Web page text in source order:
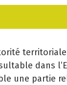
dans
une partie